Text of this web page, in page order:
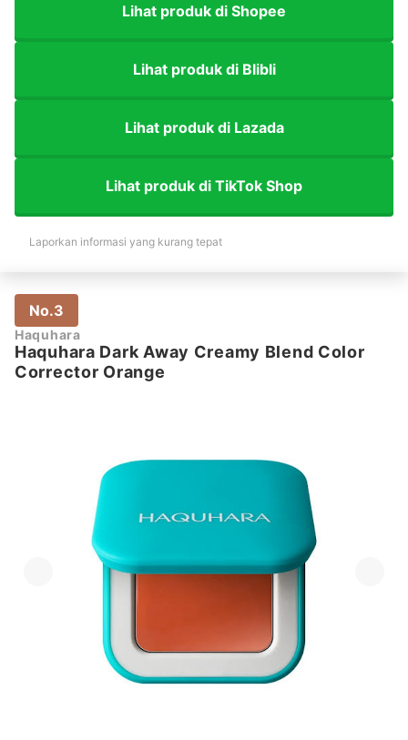
Lihat produk di Shopee
Lihat produk di Blibli
Lihat produk di Lazada
Lihat produk di TikTok Shop
Laporkan informasi yang kurang tepat
No.3
Haquhara
Haquhara Dark Away Creamy Blend Color
Corrector Orange